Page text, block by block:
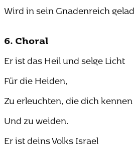
Wird in sein Gnadenreich
6. Choral
Er ist das Heil und selge Licht
Für die Heiden,
Zu erleuchten, die dich
Und zu weiden.
Er ist deins Volks Israel